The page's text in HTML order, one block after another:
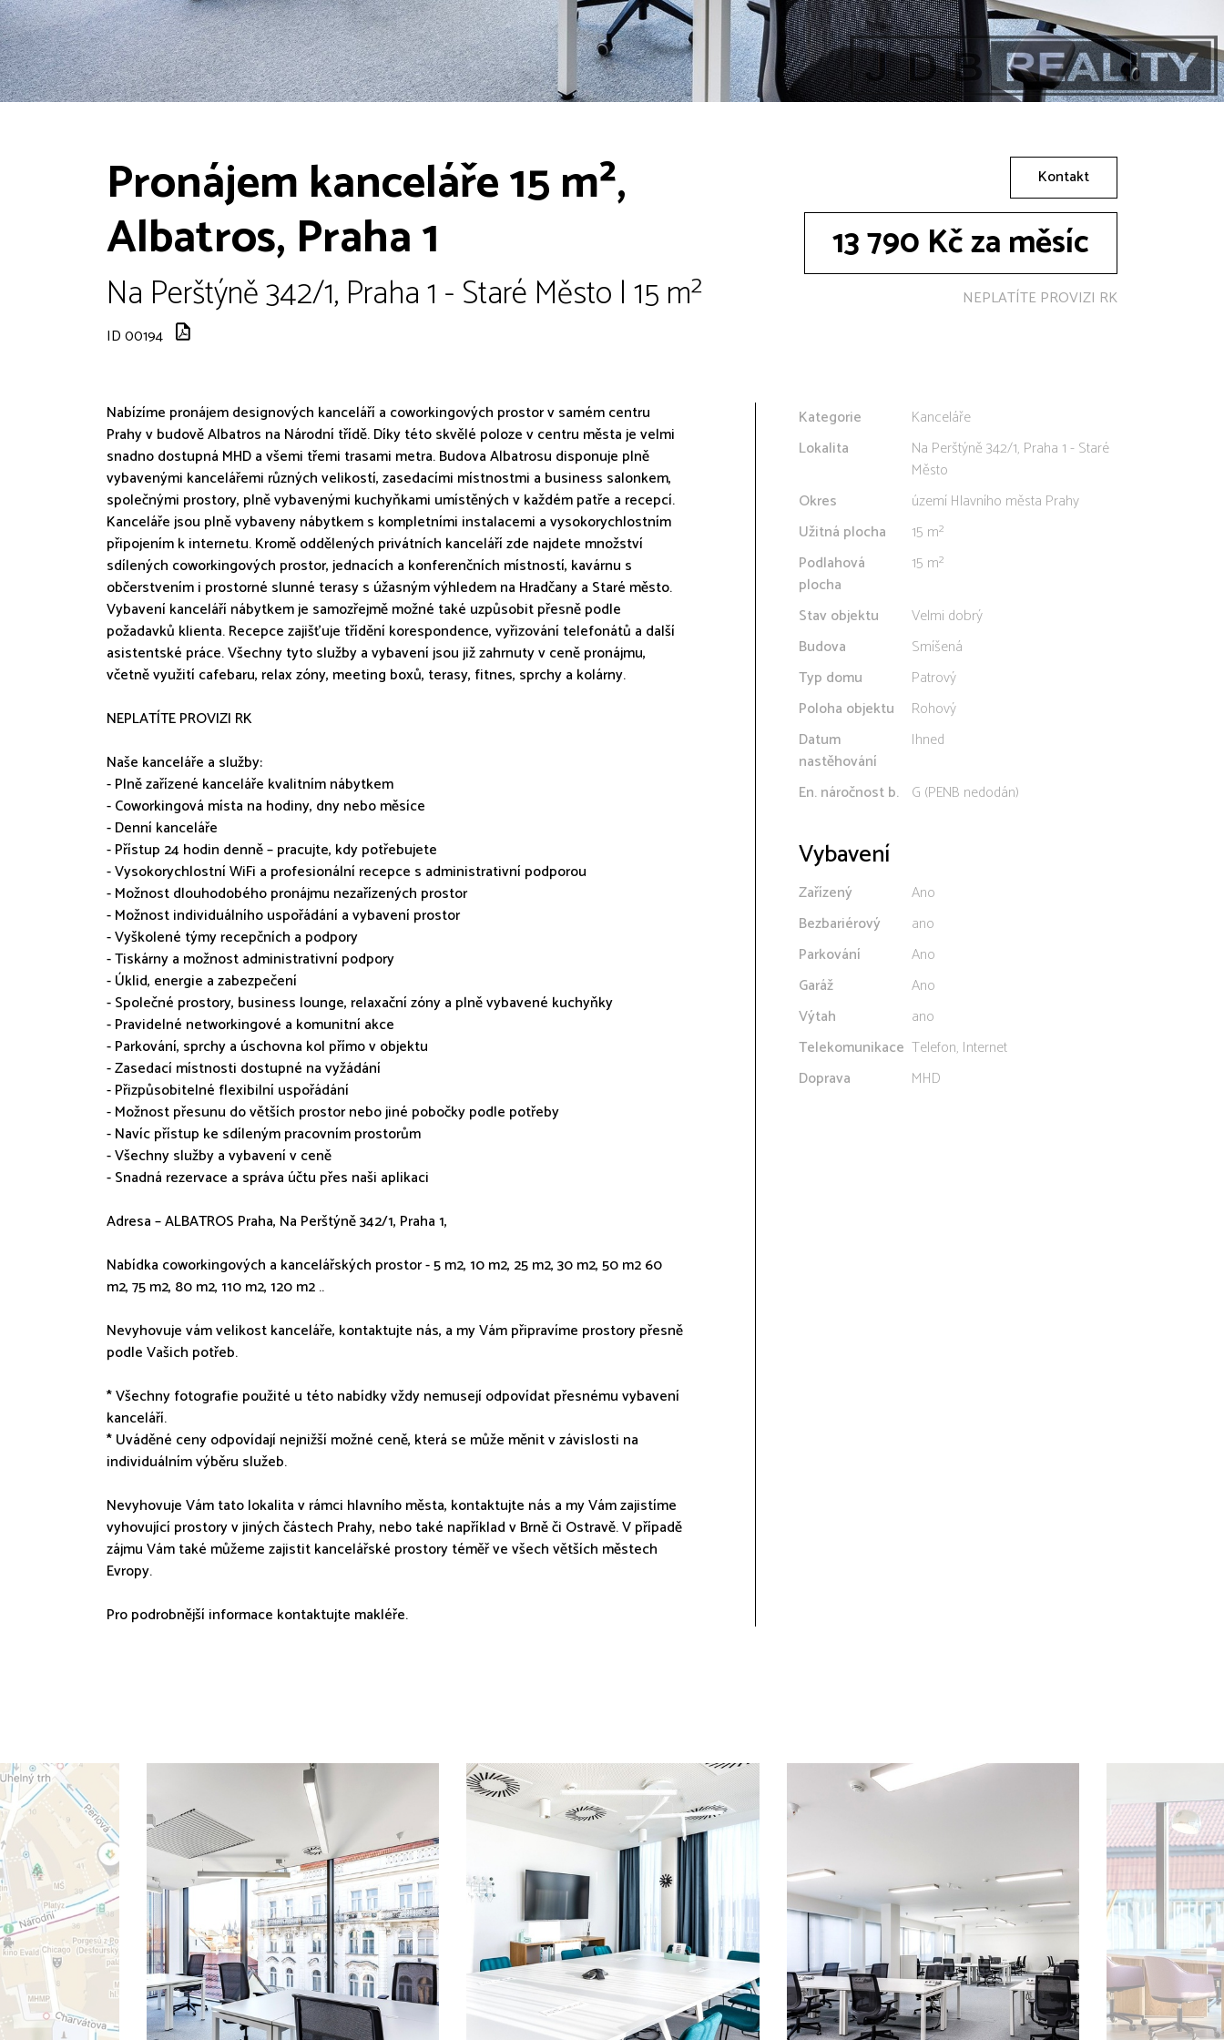
Pronájem kanceláře 15 m²,
Albatros, Praha 1
Na Perštýně 342/1, Praha 1 - Staré Město | 15 m²
ID 00194
Kontakt
13 790 Kč za měsíc
NEPLATÍTE PROVIZI RK
Nabízíme pronájem designových kanceláří a coworkingových prostor v samém centru
Prahy v budově Albatros na Národní třídě. Díky této skvělé poloze v centru města je velmi
snadno dostupná MHD a všemi třemi trasami metra. Budova Albatrosu disponuje plně
vybavenými kancelářemi různých velikostí, zasedacími místnostmi a business salonkem,
společnými prostory, plně vybavenými kuchyňkami umístěných v každém patře a recepcí.
Kanceláře jsou plně vybaveny nábytkem s kompletními instalacemi a vysokorychlostním
připojením k internetu. Kromě oddělených privátních kanceláří zde najdete množství
sdílených coworkingových prostor, jednacích a konferenčních místností, kavárnu s
občerstvením i prostorné slunné terasy s úžasným výhledem na Hradčany a Staré město.
Vybavení kanceláří nábytkem je samozřejmě možné také uzpůsobit přesně podle
požadavků klienta. Recepce zajišťuje třídění korespondence, vyřizování telefonátů a další
asistentské práce. Všechny tyto služby a vybavení jsou již zahrnuty v ceně pronájmu,
včetně využití cafebaru, relax zóny, meeting boxů, terasy, fitnes, sprchy a kolárny.
NEPLATÍTE PROVIZI RK
Naše kanceláře a služby:
- Plně zařízené kanceláře kvalitním nábytkem
- Coworkingová místa na hodiny, dny nebo měsíce
- Denní kanceláře
- Přístup 24 hodin denně – pracujte, kdy potřebujete
- Vysokorychlostní WiFi a profesionální recepce s administrativní podporou
- Možnost dlouhodobého pronájmu nezařízených prostor
- Možnost individuálního uspořádání a vybavení prostor
- Vyškolené týmy recepčních a podpory
- Tiskárny a možnost administrativní podpory
- Úklid, energie a zabezpečení
- Společné prostory, business lounge, relaxační zóny a plně vybavené kuchyňky
- Pravidelné networkingové a komunitní akce
- Parkování, sprchy a úschovna kol přímo v objektu
- Zasedací místnosti dostupné na vyžádání
- Přizpůsobitelné flexibilní uspořádání
- Možnost přesunu do větších prostor nebo jiné pobočky podle potřeby
- Navíc přístup ke sdíleným pracovním prostorům
- Všechny služby a vybavení v ceně
- Snadná rezervace a správa účtu přes naši aplikaci
Adresa – ALBATROS Praha, Na Perštýně 342/1, Praha 1,
Nabídka coworkingových a kancelářských prostor - 5 m2, 10 m2, 25 m2, 30 m2, 50 m2 60
m2, 75 m2, 80 m2, 110 m2, 120 m2 ..
Nevyhovuje vám velikost kanceláře, kontaktujte nás, a my Vám připravíme prostory přesně
podle Vašich potřeb.
* Všechny fotografie použité u této nabídky vždy nemusejí odpovídat přesnému vybavení
kanceláří.
* Uváděné ceny odpovídají nejnižší možné ceně, která se může měnit v závislosti na
individuálním výběru služeb.
Nevyhovuje Vám tato lokalita v rámci hlavního města, kontaktujte nás a my Vám zajistíme
vyhovující prostory v jiných částech Prahy, nebo také například v Brně či Ostravě. V případě
zájmu Vám také můžeme zajistit kancelářské prostory téměř ve všech větších městech
Evropy.
Pro podrobnější informace kontaktujte makléře.
Kategorie
Kanceláře
Lokalita
Na Perštýně 342/1, Praha 1 - Staré
Město
Okres
území Hlavního města Prahy
Užitná plocha
15 m²
Podlahová
plocha
15 m²
Stav objektu
Velmi dobrý
Budova
Smíšená
Typ domu
Patrový
Poloha objektu
Rohový
Datum
nastěhování
Ihned
En. náročnost b. G (PENB nedodán)
Vybavení
Zařízený
Ano
Bezbariérový
ano
Parkování
Ano
Garáž
Ano
Výtah
ano
Telekomunikace Telefon, Internet
Doprava
MHD